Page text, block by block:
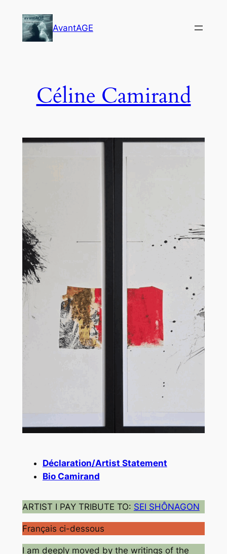
content
AvantAGE
Céline Camirand
Déclaration/Artist Statement
Bio Camirand
ARTIST I PAY TRIBUTE TO: SEI SHÔNAGON
Français ci-dessous
I am deeply moved by the writings of the